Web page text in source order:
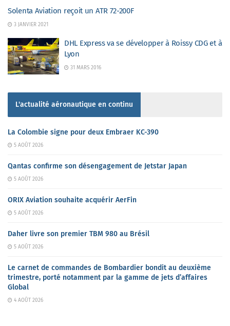
Solenta Aviation reçoit un ATR 72-200F
3 JANVIER 2021
DHL Express va se développer à Roissy CDG et à
Lyon
31 MARS 2016
L'actualité aéronautique en continu
La Colombie signe pour deux Embraer KC-390
5 AOÛT 2026
Qantas confirme son désengagement de Jetstar Japan
5 AOÛT 2026
ORIX Aviation souhaite acquérir AerFin
5 AOÛT 2026
Daher livre son premier TBM 980 au Brésil
5 AOÛT 2026
Le carnet de commandes de Bombardier bondit au deuxième
trimestre, porté notamment par la gamme de jets d’affaires
Global
4 AOÛT 2026